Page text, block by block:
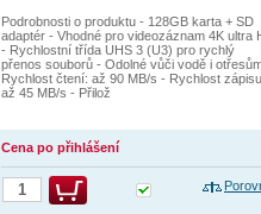
Podrobnosti o produktu - 128GB karta + SD
adaptér - Vhodné pro videozáznam 4K ultra
- Rychlostní třída UHS 3 (U3) pro rychlý
přenos souborů - Odolné vůči vodě i
Rychlost čtení: až 90 MB/s - Rychlost
až 45 MB/s - Přilož
Cena po přihlášení